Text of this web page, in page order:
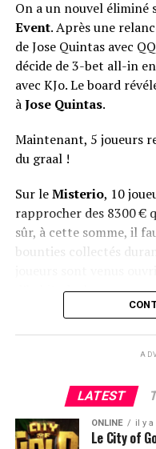
On a un nouvel
Event. Après une
de Jose Quintas avec
décide de 3-bet all-in
avec KJo. Le board
àJose Quintas.
Maintenant, 5 joueurs
du graal !
Sur leMisterio, 10
rapprocher des 8300 €
sûr, à cette somme, il
bounties collectés
d’habitude, le
LATEST
ONLINE il y
Le City of